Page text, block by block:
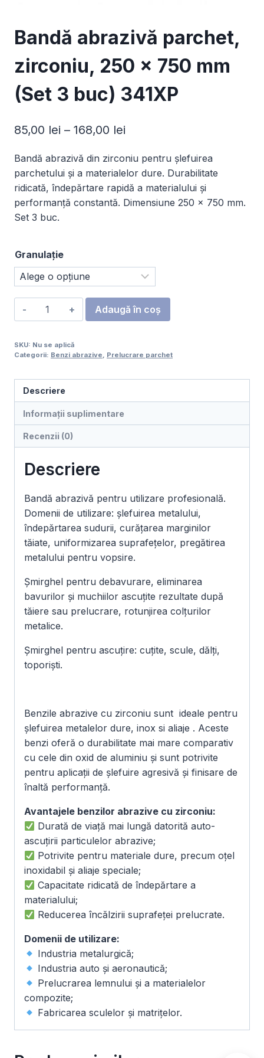
Bandă abrazivă parchet,
zirconiu, 250 x 750 mm
(Set 3 buc) 341XP
85,00 lei – 168,00 lei
prețuri:
85,00 lei
până
Bandă abrazivă din zirconiu pentru șlefuirea
parchetului și a materialelor dure. Durabilitate
ridicată, îndepărtare rapidă a materialului și
performanță constantă. Dimensiune 250 x 750 mm.
Set 3 buc.
Granulație
Cantitate
Bandă
parchet,
250
x
mm
(Set
buc)
Adaugă în coș
SKU: Nu se aplică
Categorii: Benzi abrazive, Prelucrare parchet
Descriere
Informații suplimentare
Recenzii (0)
Descriere
Bandă abrazivă pentru utilizare profesională.
Domenii de utilizare: șlefuirea metalului,
îndepărtarea sudurii, curățarea marginilor
tăiate, uniformizarea suprafețelor, pregătirea
metalului pentru vopsire.
Șmirghel pentru debavurare, eliminarea
bavurilor și muchiilor ascuțite rezultate după
tăiere sau prelucrare, rotunjirea colțurilor
metalice.
Șmirghel pentru ascuțire: cuțite, scule, dălți,
toporiști.
Benzile abrazive cu zirconiu sunt ideale pentru
șlefuirea metalelor dure, inox si aliaje . Aceste
benzi oferă o durabilitate mai mare comparativ
cu cele din oxid de aluminiu și sunt potrivite
pentru aplicații de șlefuire agresivă și finisare de
înaltă performanță.
Avantajele benzilor abrazive cu zirconiu:
Durată de viață mai lungă datorită auto-
ascuțirii particulelor abrazive;
Potrivite pentru materiale dure, precum oțel
inoxidabil și aliaje speciale;
Capacitate ridicată de îndepărtare a
materialului;
Reducerea încălzirii suprafeței prelucrate.
Domenii de utilizare:
Industria metalurgică;
Industria auto și aeronautică;
Prelucrarea lemnului și a materialelor
compozite;
Fabricarea sculelor și matrițelor.